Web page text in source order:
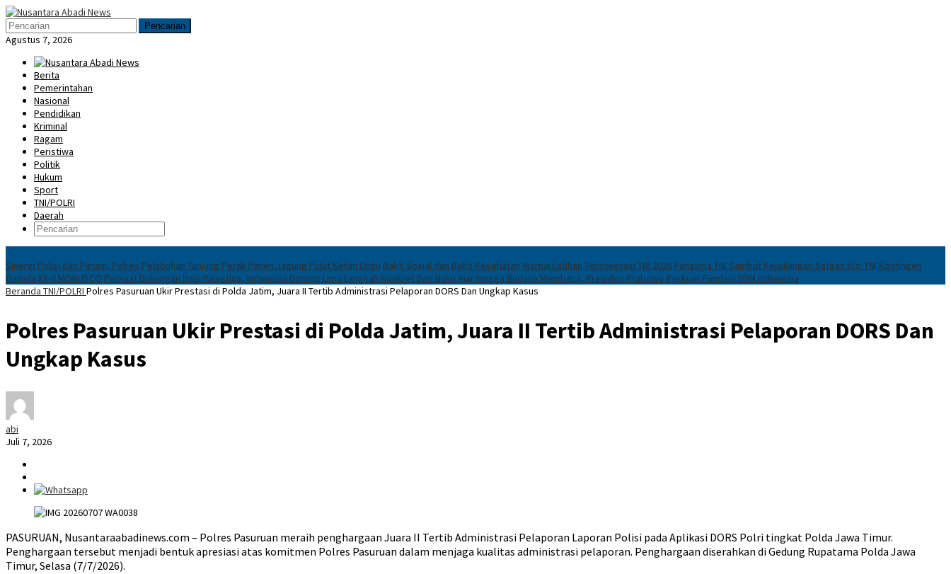
Loncat
ke
konten
Menu
Mobile
Pencarian
Agustus 7, 2026
Berita
Pemerintahan
Nasional
Pendidikan
Kriminal
Ragam
Peristiwa
Politik
Hukum
Sport
TNI/POLRI
Daerah
Sinergi Polisi dan Petani, Polres Pelabuhan Tanjung Perak Panen Jagung Pulut Ketan Ungu Bakti Sosial dan Bakti Kesehatan Warnai Latihan Terintegrasi TNI 2026 Panglima TNI Sambut Kepulangan Satgas Kizi TNI Kontingen
Garuda XX-V MONUSCO Perkuat Dukungan bagi Palestina, Indonesia Dorong Lima Langkah Konkret Dari Buku Ajar hingga Budaya Membaca, Presiden Prabowo Perkuat Fondasi SDM Indonesia
Beranda TNI/POLRI Polres Pasuruan Ukir Prestasi di Polda Jatim, Juara II Tertib Administrasi Pelaporan DORS Dan Ungkap Kasus
Polres Pasuruan Ukir Prestasi di Polda Jatim, Juara II Tertib Administrasi Pelaporan DORS Dan
Ungkap Kasus
abi
Juli 7, 2026
PASURUAN, Nusantaraabadinews.com – Polres Pasuruan meraih penghargaan Juara II Tertib Administrasi Pelaporan Laporan Polisi pada Aplikasi DORS Polri tingkat Polda Jawa Timur.
Penghargaan tersebut menjadi bentuk apresiasi atas komitmen Polres Pasuruan dalam menjaga kualitas administrasi pelaporan. Penghargaan diserahkan di Gedung Rupatama Polda Jawa
Timur, Selasa (7/7/2026).